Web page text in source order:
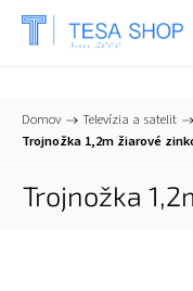
📞+421 903 553
Domov / Televízia a satelit /
Trojnožka 1,2m žiarové
Trojnožka